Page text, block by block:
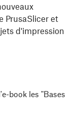
PrusaSlicer et
d'impression
book les "Bases